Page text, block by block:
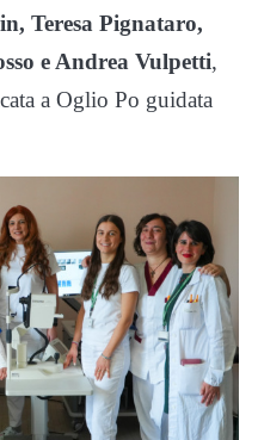
Teresa Pignataro,
e Andrea Vulpetti,
a Oglio Po guidata